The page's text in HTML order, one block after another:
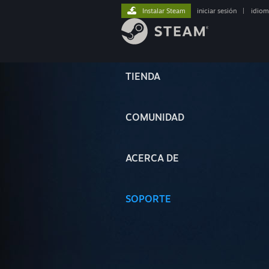
TIENDA
COMUNIDAD
ACERCA DE
SOPORTE
Instalar Steam iniciar sesión